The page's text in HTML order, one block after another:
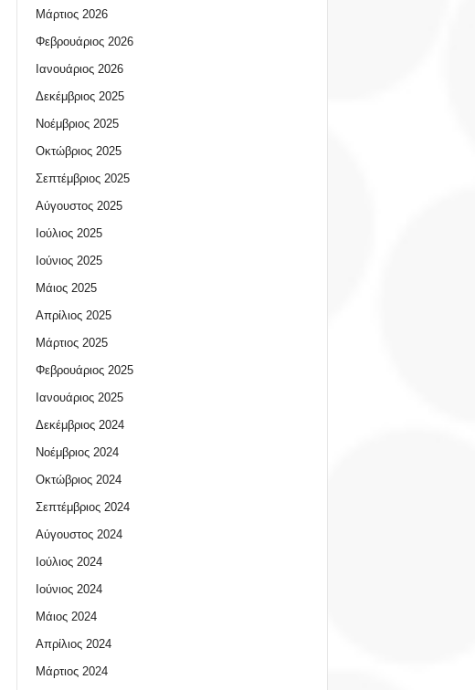
Μάρτιος 2026
Φεβρουάριος 2026
Ιανουάριος 2026
Δεκέμβριος 2025
Νοέμβριος 2025
Οκτώβριος 2025
Σεπτέμβριος 2025
Αύγουστος 2025
Ιούλιος 2025
Ιούνιος 2025
Μάιος 2025
Απρίλιος 2025
Μάρτιος 2025
Φεβρουάριος 2025
Ιανουάριος 2025
Δεκέμβριος 2024
Νοέμβριος 2024
Οκτώβριος 2024
Σεπτέμβριος 2024
Αύγουστος 2024
Ιούλιος 2024
Ιούνιος 2024
Μάιος 2024
Απρίλιος 2024
Μάρτιος 2024